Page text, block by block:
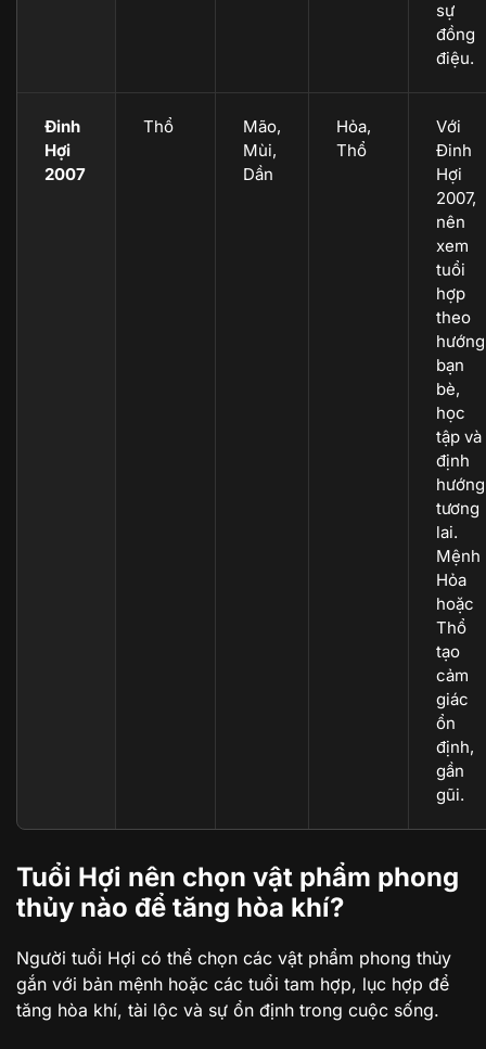
sự
đồng
điệu.
Đinh
Hợi
2007
Thổ
Mão,
Mùi,
Dần
Hỏa,
Thổ
Với
Đinh
Hợi
2007,
nên
xem
tuổi
hợp
theo
hướng
bạn
bè,
học
tập và
định
hướng
tương
lai.
Mệnh
Hỏa
hoặc
Thổ
tạo
cảm
giác
ổn
định,
gần
gũi.
Tuổi Hợi nên chọn vật phẩm phong
thủy nào để tăng hòa khí?
Người tuổi Hợi có thể chọn các vật phẩm phong thủy
gắn với bản mệnh hoặc các tuổi tam hợp, lục hợp để
tăng hòa khí, tài lộc và sự ổn định trong cuộc sống.